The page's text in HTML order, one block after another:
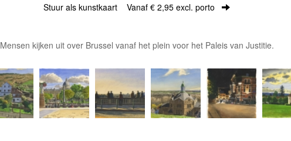
Stuur als kunstkaart Vanaf € 2,95 excl. porto
Mensen kijken uit over Brussel vanaf het plein voor het Paleis van Justitie.